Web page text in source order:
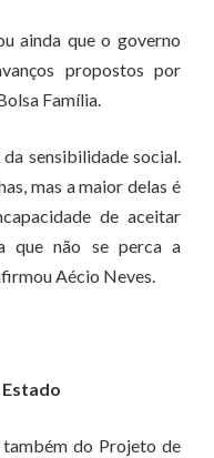
ainda que o governo
propostos por
Família.
sensibilidade social.
mas a maior delas é
de aceitar
que não se perca a
Aécio Neves.
do Projeto de